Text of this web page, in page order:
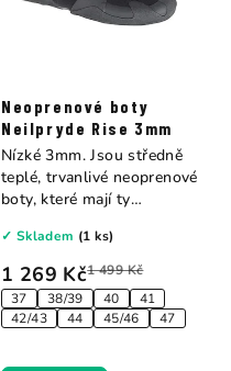
Neoprenové boty
Neilpryde Rise 3mm
1 269 Kč1 499 Kč
37
38/39 40
41
42/43
44 45/46 47
✓ Skladem (1 ks)
Nízké 3mm. Jsou středně
teplé, trvanlivé neoprenové
boty, které mají ty